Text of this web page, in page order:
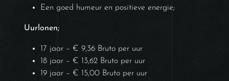
Een goed humeur en positieve energie;
Uurlonen;
17 jaar – € 9,36 Bruto per uur
18 jaar – € 13,62 Bruto per uur
19 jaar – € 15,00 Bruto per uur